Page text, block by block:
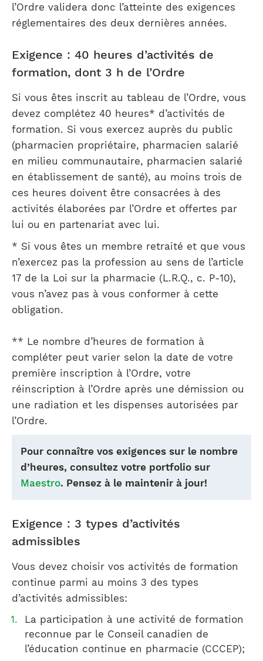
l’Ordre validera donc l’atteinte des exigences
réglementaires des deux dernières années.
Exigence : 40 heures d’activités de
formation, dont 3 h de l’Ordre
Si vous êtes inscrit au tableau de l’Ordre, vous
devez complétez 40 heures* d’activités de
formation. Si vous exercez auprès du public
(pharmacien propriétaire, pharmacien salarié
en milieu communautaire, pharmacien salarié
en établissement de santé), au moins trois de
ces heures doivent être consacrées à des
activités élaborées par l’Ordre et offertes par
lui ou en partenariat avec lui.
* Si vous êtes un membre retraité et que vous
n’exercez pas la profession au sens de l’article
17 de la Loi sur la pharmacie (L.R.Q., c. P-10),
vous n’avez pas à vous conformer à cette
obligation.
** Le nombre d’heures de formation à
compléter peut varier selon la date de votre
première inscription à l’Ordre, votre
réinscription à l’Ordre après une démission ou
une radiation et les dispenses autorisées par
l’Ordre.
Pour connaître vos exigences sur le nombre
d’heures, consultez votre portfolio sur
Maestro. Pensez à le maintenir à jour!
Exigence : 3 types d’activités
admissibles
Vous devez choisir vos activités de formation
continue parmi au moins 3 des types
d’activités admissibles:
La participation à une activité de formation
reconnue par le Conseil canadien de
l’éducation continue en pharmacie (CCCEP);